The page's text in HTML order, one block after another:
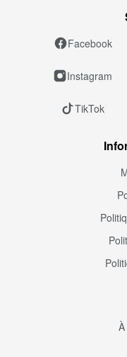
Facebook
Instagram
TikTok